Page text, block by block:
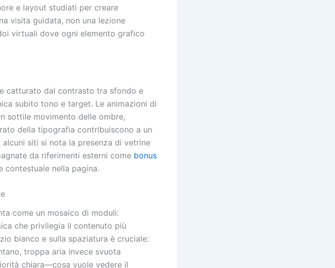
e layout studiati per creare
visita guidata, non una lezione
virtuali dove ogni elemento grafico
catturato dal contrasto tra sfondo e
subito tono e target. Le animazioni di
sottile movimento delle ombre,
della tipografia contribuiscono a un
siti si nota la presenza di vetrine
da riferimenti esterni come bonus
contestuale nella pagina.
come un mosaico di moduli:
che privilegia il contenuto più
bianco e sulla spaziatura è cruciale:
troppa aria invece svuota
chiara—cosa vuole vedere il